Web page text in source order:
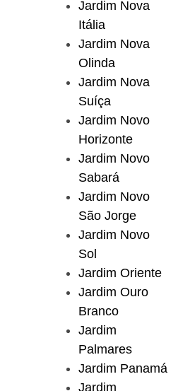
Jardim Nova
Itália
Jardim Nova
Olinda
Jardim Nova
Suíça
Jardim Novo
Horizonte
Jardim Novo
Sabará
Jardim Novo
São Jorge
Jardim Novo
Sol
Jardim Oriente
Jardim Ouro
Branco
Jardim
Palmares
Jardim Panamá
Jardim